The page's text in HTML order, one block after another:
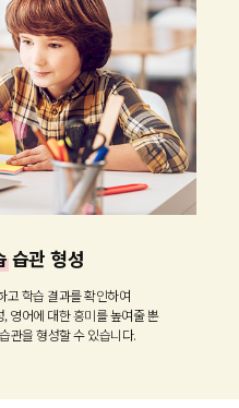
습관 형성
고 학습 결과를 확인하여
영어에 대한 흥미를 높여줄 뿐
관을 형성할 수 있습니다.